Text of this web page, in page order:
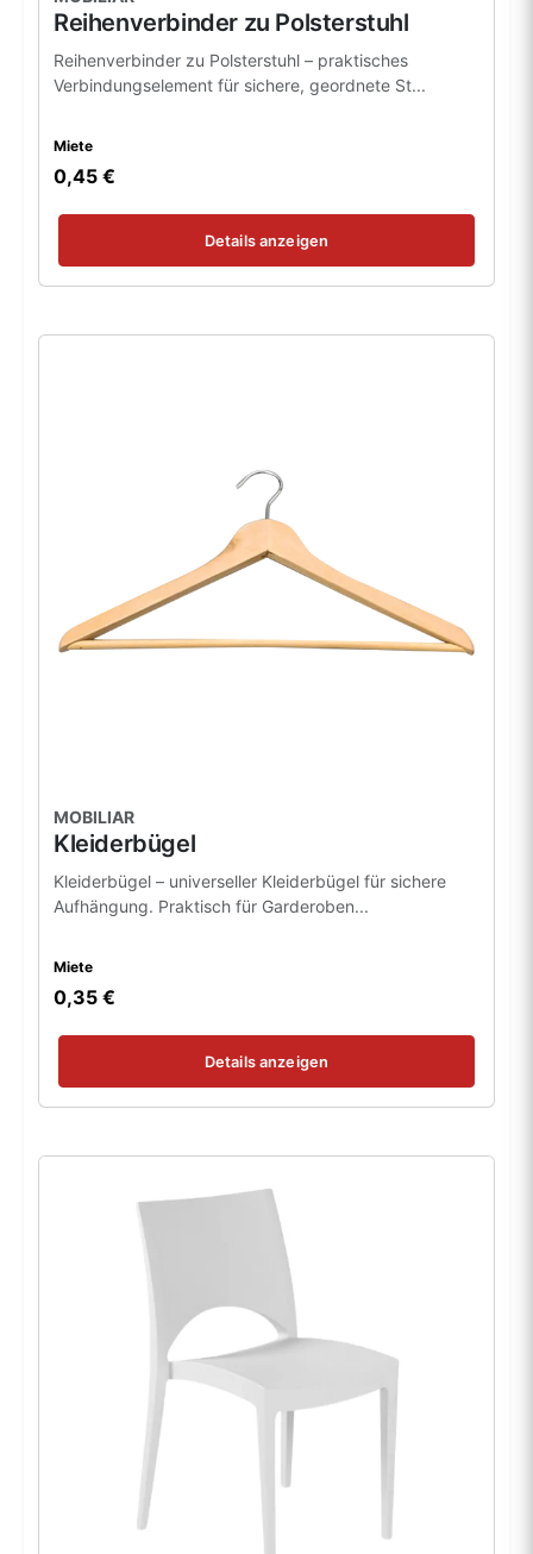
Reihenverbinder zu Polsterstuhl
Reihenverbinder zu Polsterstuhl – praktisches
Verbindungselement für sichere, geordnete St...
Miete
0,45 €
Details anzeigen
MOBILIAR
Kleiderbügel
Kleiderbügel – universeller Kleiderbügel für sichere
Aufhängung. Praktisch für Garderoben...
Miete
0,35 €
Details anzeigen